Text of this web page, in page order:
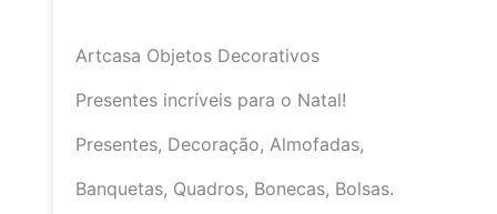
Artcasa Objetos Decorativos
Presentes incríveis para o Natal!
Presentes, Decoração, Almofadas,
Banquetas, Quadros, Bonecas, Bolsas.